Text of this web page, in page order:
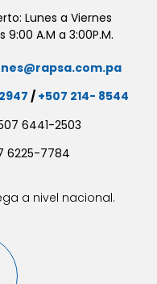
Lunes a Viernes
9:00 A.M a 3:00P.M.
/ +507 214- 8544
6441-2503
6225-7784
a nivel nacional.